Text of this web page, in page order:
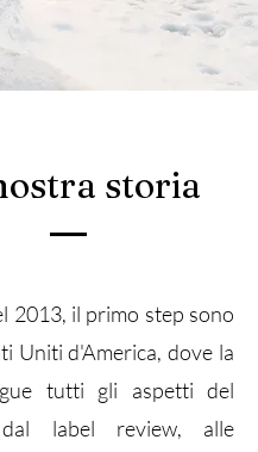
storia
2013, il primo step sono
Uniti d'America, dove la
tutti gli aspetti del
dal label review, alle